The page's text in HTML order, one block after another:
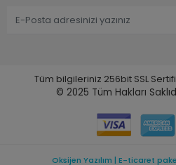
Tüm bilgileriniz 256bit SSL
© 2025 Tüm Hakları
Oksijen Yazılım | E-ticaret